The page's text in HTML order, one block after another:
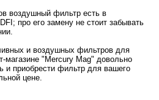
воздушный фильтр есть в
про его замену не стоит забывать
и воздушных фильтров для
магазине "Mercury Mag" довольно
и приобрести фильтр для вашего
цене.